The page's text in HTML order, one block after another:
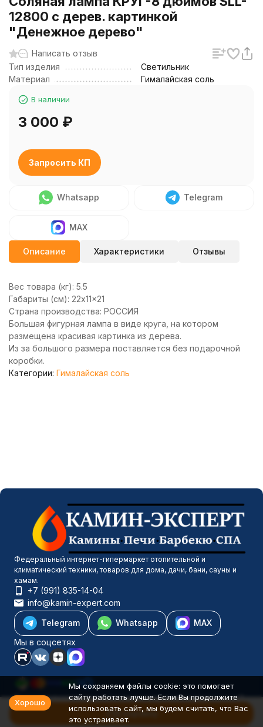
12800 с дерев. картинкой
"Денежное дерево"
Написать отзыв
Тип изделия
Светильник
Материал
Гималайская соль
В наличии
3 000 ₽
В корзину
Запросить КП
Whatsapp Telegram
MAX
Описание Характеристики Отзывы
Вес товара (кг): 5.5
Габариты (см): 22x11x21
Страна производства: РОССИЯ
Большая фигурная лампа в виде круга, на котором
размещена красивая картинка из дерева.
Из за большого размера поставляется без подарочной
коробки.
Категории: Гималайская соль
Федеральный интернет-гипермаркет отопительной и
климатический техники, товаров для дома, дачи, бани, сауны и
хамам.
+7 (991) 835-14-04
info@kamin-expert.com
Telegram
Whatsapp
MAX
Мы в соцсетях
Каталог товаров
Компания
Хорошо
Мы сохраняем файлы cookie: это помогает
сайту работать лучше. Если Вы продолжите
использовать сайт, мы будем считать, что Вас
это устраивает.